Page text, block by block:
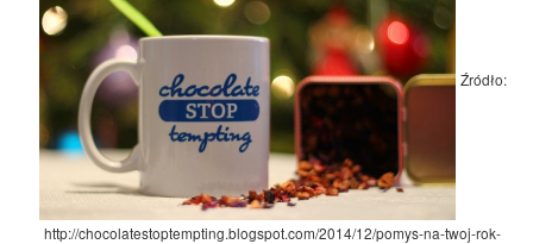
Źródło:
http://chocolatestoptempting.blogspot.com/2014/12/pomys-na-twoj-rok-